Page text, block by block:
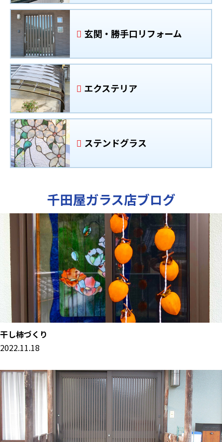
玄関・勝手口リフォーム
エクステリア
ステンドグラス
千田屋ガラス店ブログ
干し柿づくり
2022.11.18